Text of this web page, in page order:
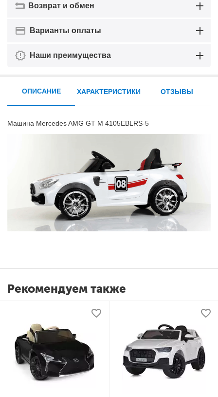
Возврат и обмен
Варианты оплаты
Наши преимущества
ОПИСАНИЕ
Машина Mercedes AMG GT M 4105EBLRS-5
ХАРАКТЕРИСТИКИ ОТЗЫВЫ
Рекомендуем также